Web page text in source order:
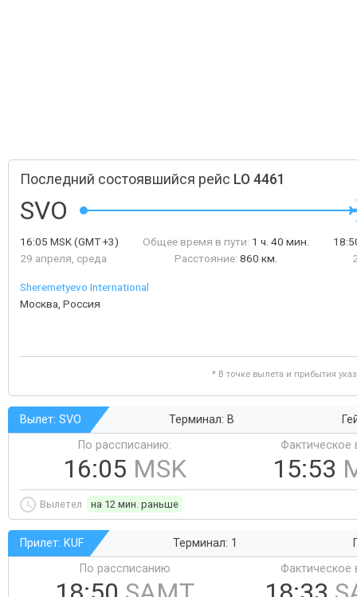
Последний состоявшийся рейс LO 4461
SVO
16:05 MSK(GMT +3)
29 апреля, среда
Общее время в пути: 1 ч. 40 мин.
Расстояние: 860 км.
Sheremetyevo International
Москва, Россия
* В точке вылета и прибытия
Вылет: SVO Терминал: B
По рассписанию:
16:05 MSK
Фактическое
15:53
Вылетел на 12 мин. раньше
Прилет: KUF Терминал: 1
По рассписанию
Фактическое